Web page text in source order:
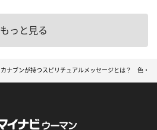
もっと見る
カナブンが持つスピリチュアルメッセージとは？ 色・状